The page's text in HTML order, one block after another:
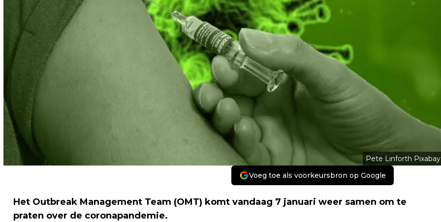
Pete Linforth Pixabay
Voeg toe als voorkeursbron op Google
Het Outbreak Management Team (OMT) komt vandaag 7 januari weer samen om te
praten over de coronapandemie.